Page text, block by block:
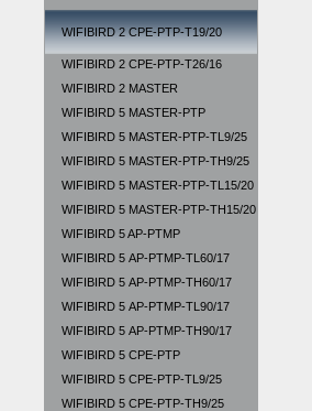
WIFIBIRD 2 CPE-PTP-T19/20
WIFIBIRD 2 CPE-PTP-T26/16
WIFIBIRD 2 MASTER
WIFIBIRD 5 MASTER-PTP
WIFIBIRD 5 MASTER-PTP-TL9/25
WIFIBIRD 5 MASTER-PTP-TН9/25
WIFIBIRD 5 MASTER-PTP-TL15/20
WIFIBIRD 5 MASTER-PTP-TH15/20
WIFIBIRD 5 AP-PTMP
WIFIBIRD 5 АР-PTMP-TL60/17
WIFIBIRD 5 АР-PTMP-TH60/17
WIFIBIRD 5 АР-PTMP-TL90/17
WIFIBIRD 5 АР-PTMP-TH90/17
WIFIBIRD 5 CPE-PTP
WIFIBIRD 5 CPE-PTP-TL9/25
WIFIBIRD 5 CPE-PTP-TH9/25